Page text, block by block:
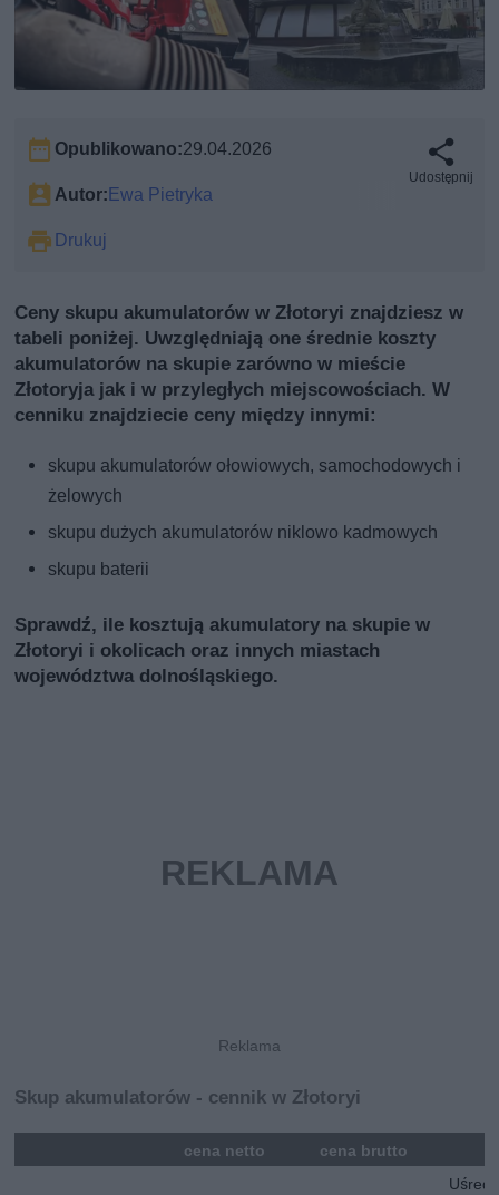
Opublikowano:29.04.2026
Autor: Ewa Pietryka
Drukuj
Udostępnij
Ceny skupu akumulatorów w Złotoryi znajdziesz w
tabeli poniżej. Uwzględniają one średnie koszty
akumulatorów na skupie zarówno w mieście
Złotoryja jak i w przyległych miejscowościach. W
cenniku znajdziecie ceny między innymi:
skupu akumulatorów ołowiowych, samochodowych i
żelowych
skupu dużych akumulatorów niklowo kadmowych
skupu baterii
Sprawdź, ile kosztują akumulatory na skupie w
Złotoryi i okolicach oraz innych miastach
województwa dolnośląskiego.
Skup akumulatorów - cennik w Złotoryi
cena netto cena brutto